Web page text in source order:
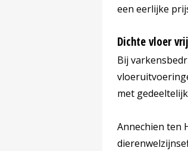
een eerlijke
Dichte vloer
Bij
met
Annechien ten